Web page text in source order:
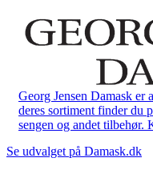
Georg Jensen Damask er
deres sortiment finder du
sengen og andet tilbehør.
Se udvalget på Damask.dk